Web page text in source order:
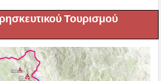
Τουρισμού